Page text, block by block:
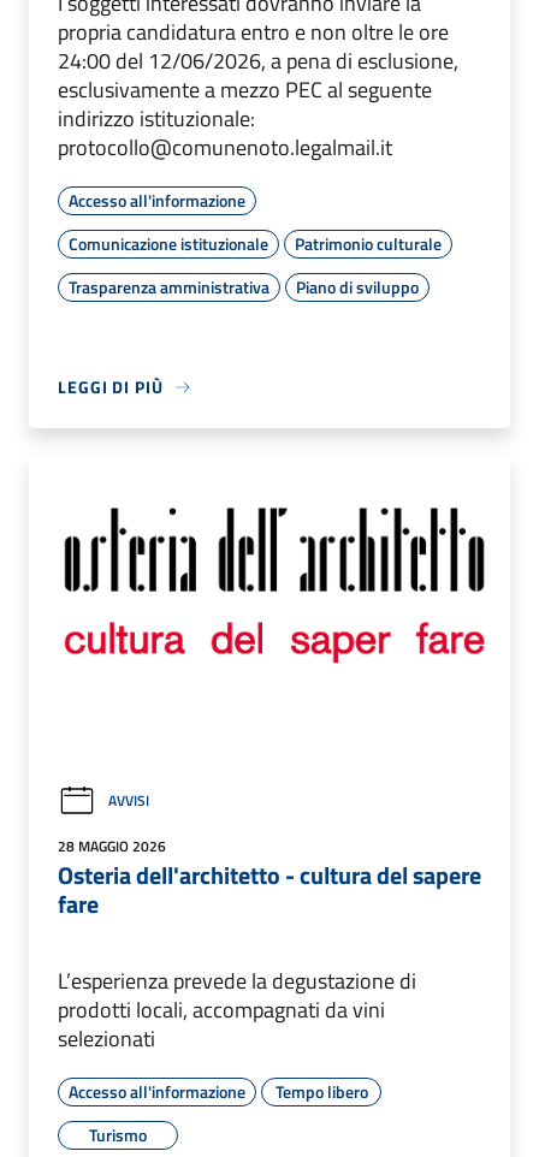
propria candidatura entro e non oltre le ore
24:00 del 12/06/2026, a pena di esclusione,
esclusivamente a mezzo PEC al seguente
indirizzo istituzionale:
protocollo@comunenoto.legalmail.it
Accesso all'informazione
Comunicazione istituzionale
Patrimonio culturale
Trasparenza amministrativa
Piano di sviluppo
LEGGI DI PIÙ
AVVISI
28 MAGGIO 2026
Osteria dell'architetto - cultura del sapere
fare
L’esperienza prevede la degustazione di
prodotti locali, accompagnati da vini
selezionati
Accesso all'informazione
Tempo libero
Turismo